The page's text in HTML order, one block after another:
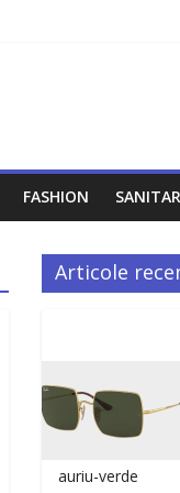
FASHION
Articole
auriu-verde